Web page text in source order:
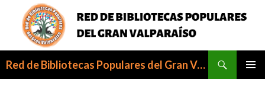
Red de Bibliotecas Populares del Gran Valparaíso